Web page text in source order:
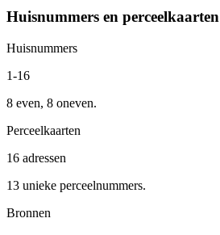
Huisnummers en perceelkaarten
Huisnummers
1-16
8 even, 8 oneven.
Perceelkaarten
16 adressen
13 unieke perceelnummers.
Bronnen